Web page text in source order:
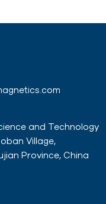
and Technology
Village,
Province, China